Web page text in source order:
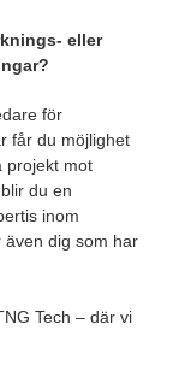
eller
för
får du möjlighet
projekt mot
du en
inom
även dig som har
Tech – där vi